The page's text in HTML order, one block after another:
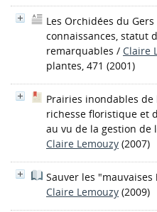
Les Orchidées du
connaissances, statut
remarquables / Claire
plantes, 471 (2001)
Prairies inondables de
richesse floristique et
au vu de la gestion de
Claire Lemouzy (2007)
Sauver les
Claire Lemouzy (2009)